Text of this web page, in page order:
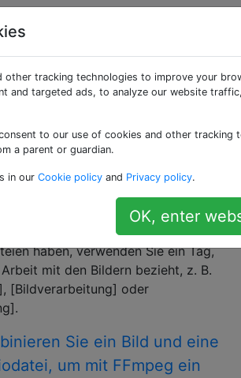
Computerbenutzer
Fragen
DIESEN TAG NICHT! Es wurde
Sie eine Frage zu einem Disk-
Datei, die den Inhalt und die
Disk darstellt), verwenden Sie
Image] oder [ISO-Image]. Wenn Sie
haben, verwenden Sie ein Tag,
mit den Bildern bezieht, z. B.
[Bildverarbeitung] oder
Sie ein Bild und eine
um mit FFmpeg ein
other tracking technologies to improve your
and targeted ads, to analyze our website
to our use of cookies and other tracking
a parent or guardian.
in our Cookie policy and Privacy policy.
OK, enter